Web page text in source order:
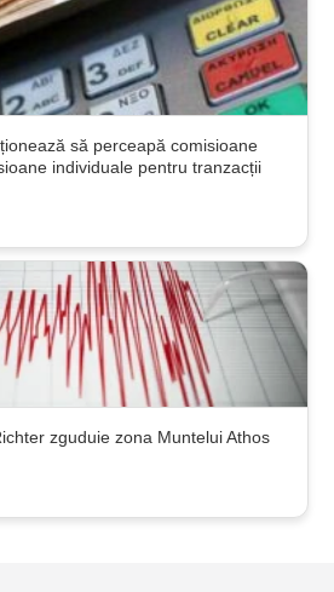
să perceapă comisioane
individuale pentru tranzacții
zguduie zona Muntelui Athos